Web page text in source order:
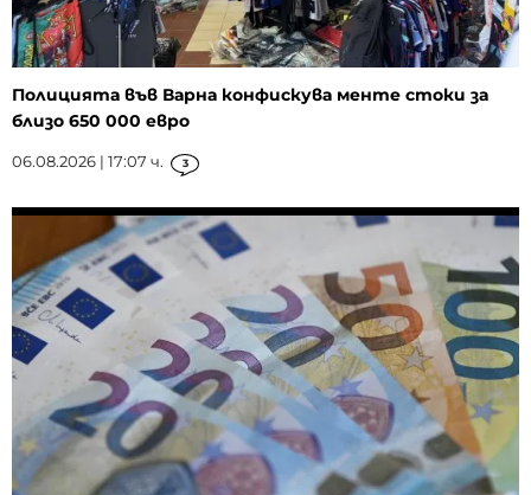
Полицията във Варна конфискува менте стоки за
близо 650 000 евро
06.08.2026 | 17:07 ч. 3